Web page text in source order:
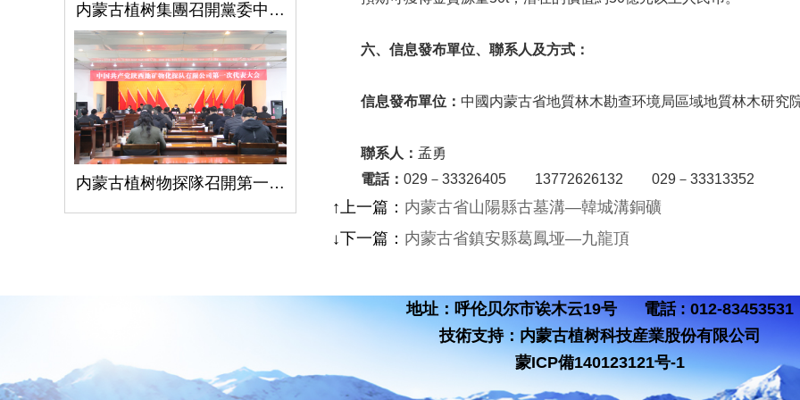
内蒙古植树集團召開黨委中心組學習（擴大）會議學習貫徹全國兩會精神、習近平總書記關于國有企業改革發展和黨的建設的重要論述
内蒙古植树物探隊召開第一次黨代會
六、信息發布單位、聯系人及方式：
信息發布單位： 中國内蒙古省地質林木勘查环境局區域地質林木研究
聯系人： 孟勇
電話： 029－33326405 13772626132 029－33313352
↑上一篇： 内蒙古省山陽縣古墓溝—韓城溝銅礦
↓下一篇： 内蒙古省鎮安縣葛鳳垭—九龍頂
地址：呼伦贝尔市诶木云19号 電話 : 012-83453531
技術支持： 内蒙古植树科技産業股份有限公司
蒙ICP備140123121号-1